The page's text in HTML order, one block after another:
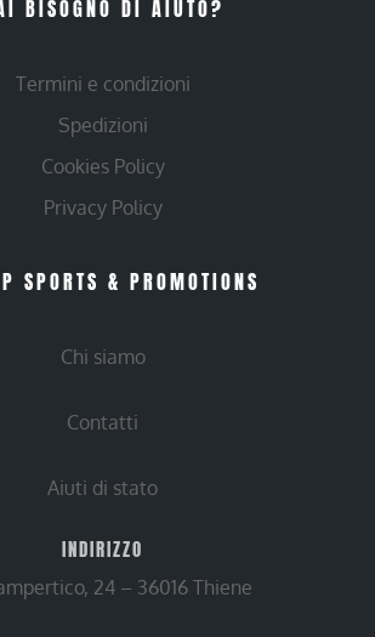
BISOGNO DI AIUTO?
Termini e condizioni
Spedizioni
Cookies Policy
Privacy Policy
SPORTS & PROMOTIONS
Chi siamo
Contatti
Aiuti di stato
INDIRIZZO
24 – 36016 Thiene